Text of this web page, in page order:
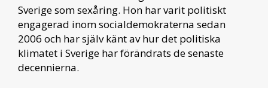
Sverige som sexåring. Hon har varit politiskt
engagerad inom socialdemokraterna sedan
2006 och har själv känt av hur det politiska
klimatet i Sverige har förändrats de senaste
decennierna.